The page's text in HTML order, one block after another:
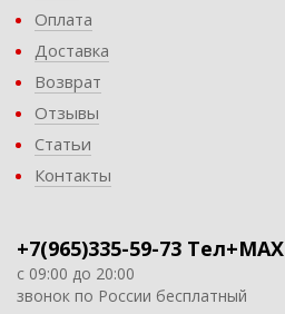
Оплата
Доставка
Возврат
Отзывы
Статьи
Контакты
+7(965)335-59-73 Тел+MAX
с 09:00 до 20:00
звонок по России бесплатный